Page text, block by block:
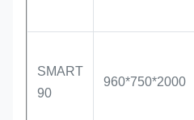
SMART
90
960*750*2000